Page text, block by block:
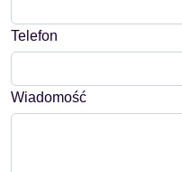
Telefon
Wiadomość